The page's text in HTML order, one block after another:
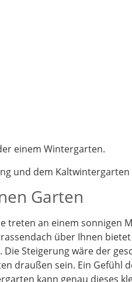
einem Wintergarten.
und dem Kaltwintergarten
Garten
treten an einem sonnigen
über Ihnen
Steigerung wäre der
draußen sein. Ein Gefühl
kann genau dieses